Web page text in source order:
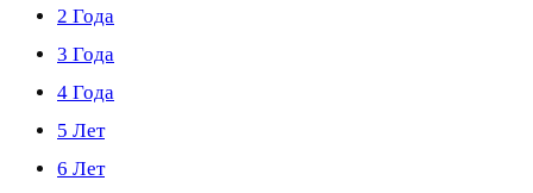
2 Года
3 Года
4 Года
5 Лет
6 Лет